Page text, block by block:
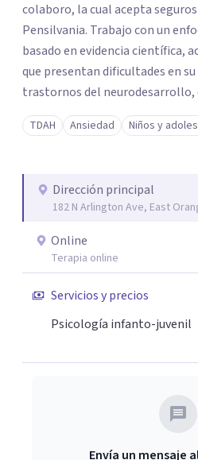
colaboro, la cual acepta
Pensilvania. Trabajo con un enfoque humano, empático y
basado en evidencia científica,
que presentan dificultades en
trastornos del neurodesarrollo,
Mi práctica clínica es
licencia, lo que garantiza una
TDAH Ansiedad Niños y
Dirección principal
182 N Arlington Ave, East
Online
Terapia online
Servicios y precios
Psicología infanto-juvenil
Envía un mensaje